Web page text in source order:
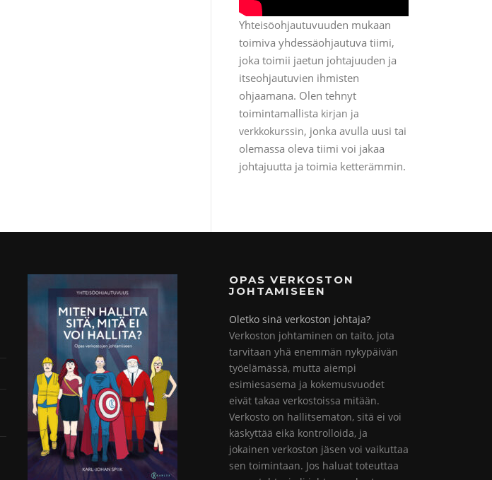
Yhteisöohjautuvuuden mukaan
toimiva yhdessäohjautuva tiimi,
joka toimii jaetun johtajuuden ja
itseohjautuvien ihmisten
ohjaamana. Olen tehnyt
toimintamallista kirjan ja
verkkokurssin, jonka avulla uusi tai
olemassa oleva tiimi voi jakaa
johtajuutta ja toimia ketterämmin.
OPAS VERKOSTON
JOHTAMISEEN
Oletko sinä verkoston johtaja?
Verkoston johtaminen on taito, jota
tarvitaan yhä enemmän nykypäivän
työelämässä, mutta aiempi
esimiesasema ja kokemusvuodet
eivät takaa verkostoissa mitään.
Verkosto on hallitsematon, sitä ei voi
käskyttää eikä kontrolloida, ja
jokainen verkoston jäsen voi vaikuttaa
sen toimintaan. Jos haluat toteuttaa